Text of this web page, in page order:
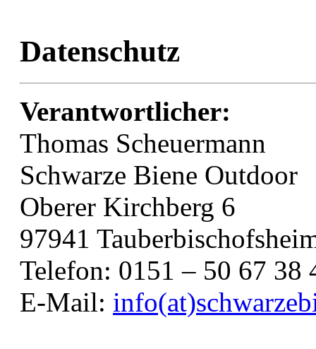
Datenschutz
Verantwortlicher:
Thomas Scheuermann
Schwarze Biene Outdoor
Oberer Kirchberg 6
97941
Telefon: 0151 – 50 67 38
E-Mail: